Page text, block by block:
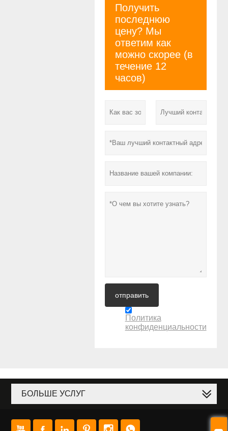
Получить
последнюю
цену? Мы
ответим как
можно скорее (в
течение 12
часов)
отправить
Политика
конфиденциальности
БОЛЬШЕ УСЛУГ
     